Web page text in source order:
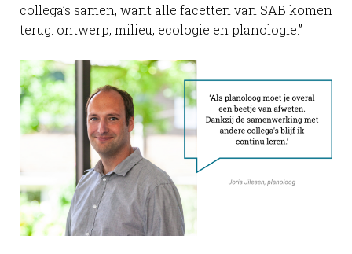
collega’s samen, want alle facetten van SAB komen
terug: ontwerp, milieu, ecologie en planologie.”